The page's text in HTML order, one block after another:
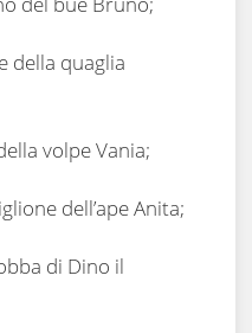
della quaglia
volpe Vania;
dell’ape Anita;
di Dino il